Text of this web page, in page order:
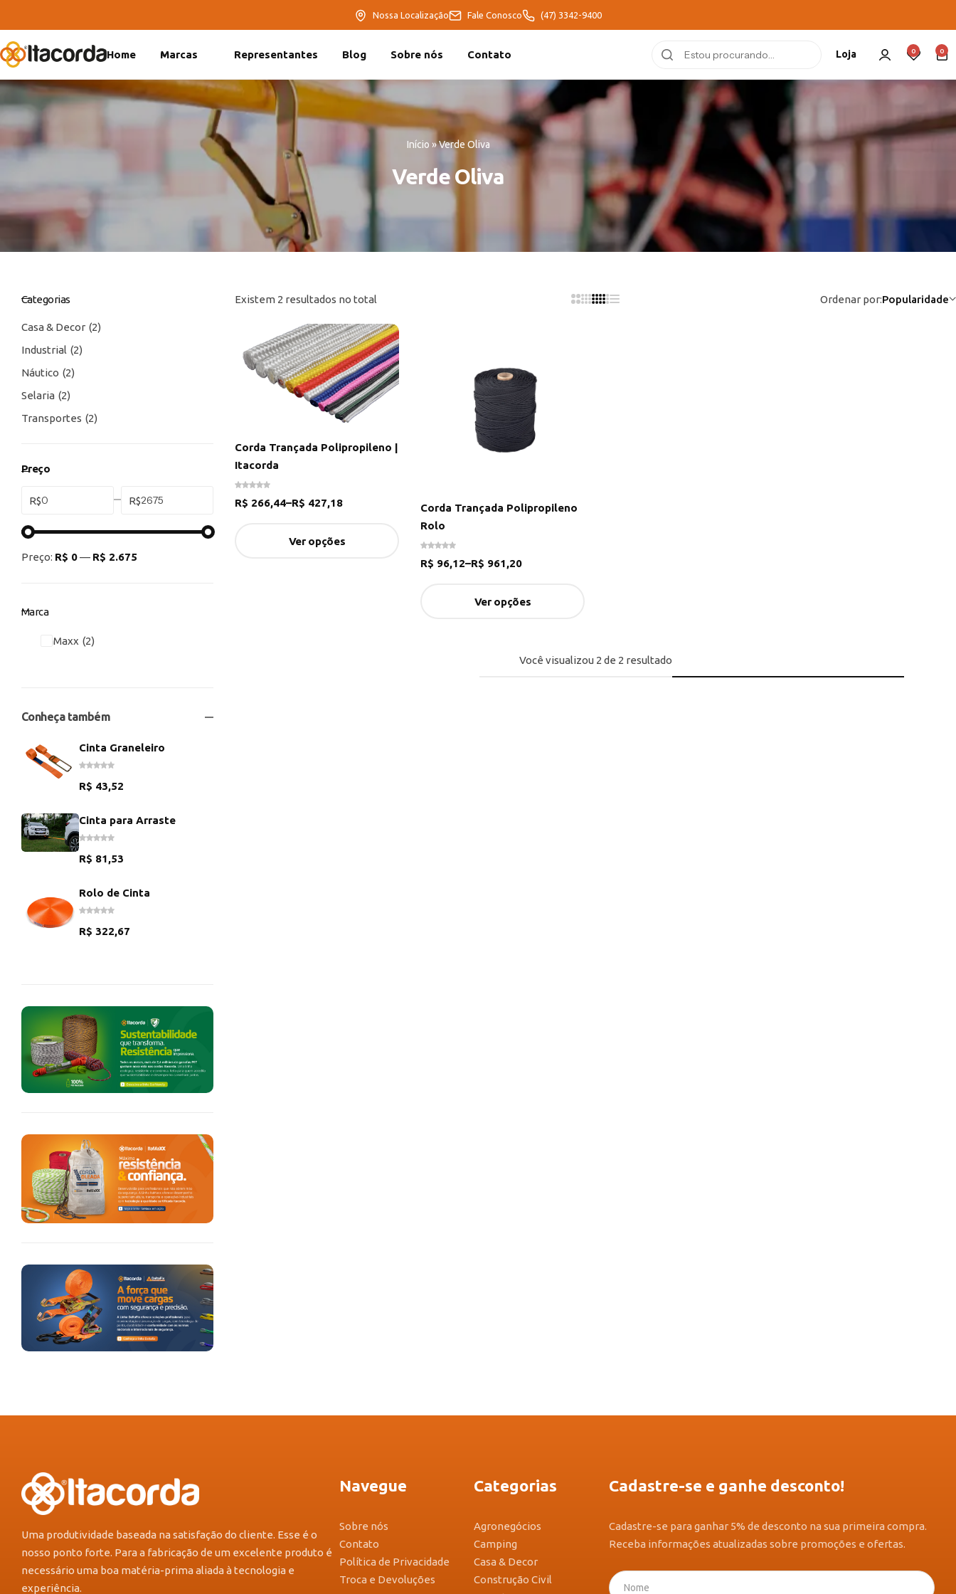
Nossa Localização Fale Conosco (47) 3342-9400
Home Marcas Representantes Blog Sobre nós Contato Loja 0 0
Início »Verde Oliva
Verde Oliva
Existem 2 resultados no total Ordenar por:Popularidade
Corda Trançada Polipropileno |
Itacorda
R$ 266,44–R$ 427,18
Ver opções
Corda Trançada Polipropileno
Rolo
R$ 96,12–R$ 961,20
Ver opções
Você visualizou 2 de 2 resultado
Categorias
Casa & Decor 2
Industrial
2
Náutico
2
Selaria 2
Transportes
2
Preço
R$ R$
Preço: R$ 0— R$ 2.675
Marca
ItaMaxx 2
Conheça também
Cinta Graneleiro
R$ 43,52
Cinta para Arraste
R$ 81,53
Rolo de Cinta
R$ 322,67
Uma produtividade baseada na satisfação do cliente. Esse é o
nosso ponto forte. Para a fabricação de um excelente produto é
necessário uma boa matéria-prima aliada à tecnologia e
experiência.
Navegue
Sobre nós
Contato
Política de Privacidade
Troca e Devoluções
Categorias
Agronegócios
Camping
Casa & Decor
Construção Civil
Cadastre-se e ganhe desconto!
Cadastre-se para ganhar 5% de desconto na sua primeira compra.
Receba informações atualizadas sobre promoções e ofertas.
DeltaFix
EcoFriendly
ItaMaxx